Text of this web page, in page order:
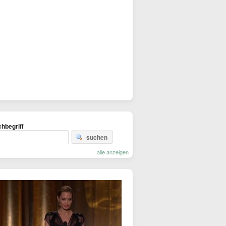
suchen
alle anzeigen